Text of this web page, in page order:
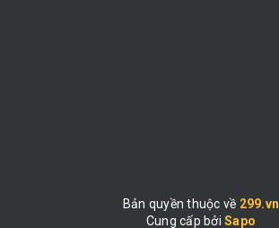
Bản quyền thuộc về 299.vn
|
Cung cấp bởiSapo